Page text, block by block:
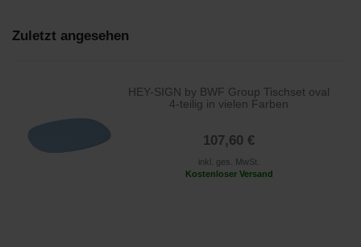
Zuletzt angesehen
HEY-SIGN by BWF Group Tischset oval
4-teilig in vielen Farben
107,60 €
inkl. ges. MwSt.
Kostenloser Versand